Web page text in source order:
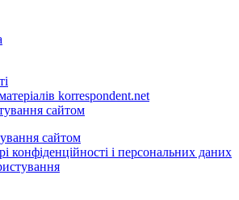
korrespondent.net
сайтом
сайтом
конфіденційності і персональних даних